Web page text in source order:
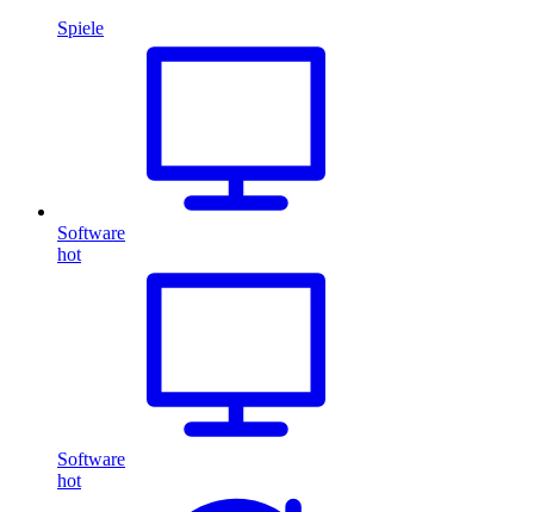
Spiele
Software
hot
Software
hot